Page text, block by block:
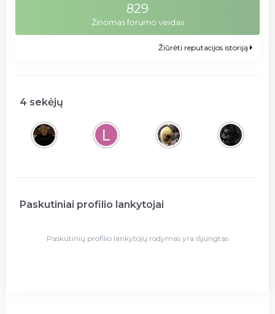
829
Žinomas forumo veidas
Žiūrėti reputacijos istoriją
4 sekėjų
Paskutiniai profilio lankytojai
Paskutinių profilio lankytojų rodymas yra išjungtas